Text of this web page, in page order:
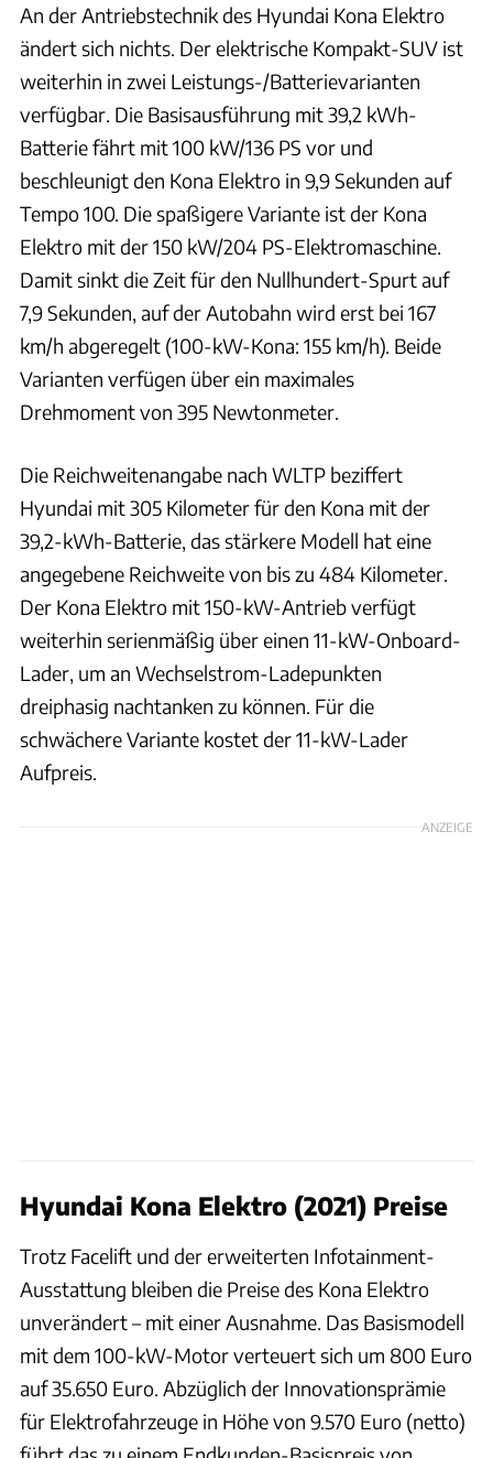
An der Antriebstechnik des Hyundai Kona Elektro
ändert sich nichts. Der elektrische Kompakt-SUV ist
weiterhin in zwei Leistungs-/Batterievarianten
verfügbar. Die Basisausführung mit 39,2 kWh-
Batterie fährt mit 100 kW/136 PS vor und
beschleunigt den Kona Elektro in 9,9 Sekunden auf
Tempo 100. Die spaßigere Variante ist der Kona
Elektro mit der 150 kW/204 PS-Elektromaschine.
Damit sinkt die Zeit für den Nullhundert-Spurt auf
7,9 Sekunden, auf der Autobahn wird erst bei 167
km/h abgeregelt (100-kW-Kona: 155 km/h). Beide
Varianten verfügen über ein maximales
Drehmoment von 395 Newtonmeter.
Die Reichweitenangabe nach WLTP beziffert
Hyundai mit 305 Kilometer für den Kona mit der
39,2-kWh-Batterie, das stärkere Modell hat eine
angegebene Reichweite von bis zu 484 Kilometer.
Der Kona Elektro mit 150-kW-Antrieb verfügt
weiterhin serienmäßig über einen 11-kW-Onboard-
Lader, um an Wechselstrom-Ladepunkten
dreiphasig nachtanken zu können. Für die
schwächere Variante kostet der 11-kW-Lader
Aufpreis.
ANZEIGE
Hyundai Kona Elektro (2021) Preise
Trotz Facelift und der erweiterten Infotainment-
Ausstattung bleiben die Preise des Kona Elektro
unverändert – mit einer Ausnahme. Das Basismodell
mit dem 100-kW-Motor verteuert sich um 800 Euro
auf 35.650 Euro. Abzüglich der Innovationsprämie
für Elektrofahrzeuge in Höhe von 9.570 Euro (netto)